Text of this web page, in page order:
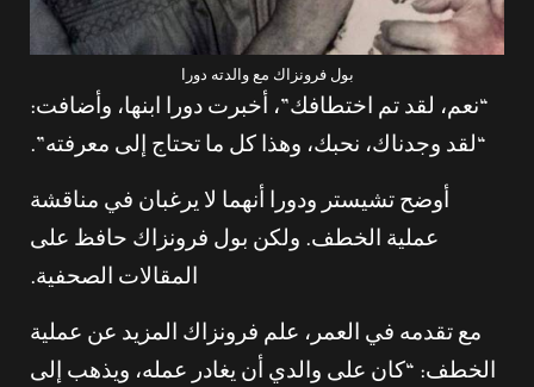
بول فرونزاك مع والدته دورا
“نعم، لقد تم اختطافك”، أخبرت دورا ابنها، وأضافت:
“لقد وجدناك، نحبك، وهذا كل ما تحتاج إلى معرفته”.
أوضح تشيستر ودورا أنهما لا يرغبان في مناقشة
عملية الخطف. ولكن بول فرونزاك حافظ على
المقالات الصحفية.
مع تقدمه في العمر، علم فرونزاك المزيد عن عملية
الخطف: “كان على والدي أن يغادر عمله، ويذهب إلى